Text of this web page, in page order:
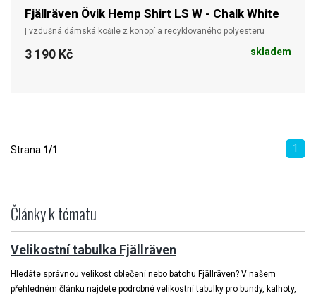
Fjällräven Övik Hemp Shirt LS W - Chalk White
| vzdušná dámská košile z konopí a recyklovaného polyesteru
3 190 Kč skladem
Strana 1/1 1
Články k tématu
Velikostní tabulka Fjällräven
Hledáte správnou velikost oblečení nebo batohu Fjällräven? V našem
přehledném článku najdete podrobné velikostní tabulky pro bundy, kalhoty,